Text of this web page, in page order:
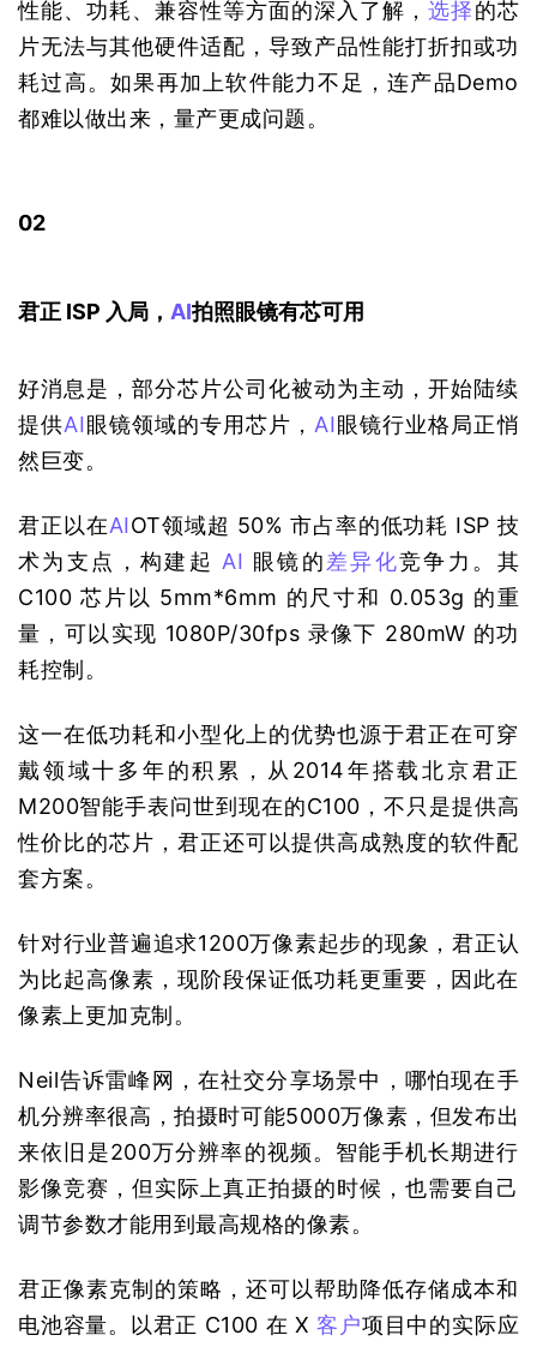
性能、功耗、兼容性等方面的深入了解，选择的芯
片无法与其他硬件适配，导致产品性能打折扣或功
耗过高。如果再加上软件能力不足，连产品Demo
都难以做出来，量产更成问题。
02
君正 ISP 入局， AI拍照眼镜有芯可用
好消息是，部分芯片公司化被动为主动，开始陆续
提供AI眼镜领域的专用芯片，AI眼镜行业格局正悄
然巨变。
君正以在AIOT领域超 50% 市占率的低功耗 ISP 技
术为支点，构建起 AI 眼镜的差异化竞争力。其
C100 芯片以 5mm*6mm 的尺寸和 0.053g 的重
量，可以实现 1080P/30fps 录像下 280mW 的功
耗控制。
这一在低功耗和小型化上的优势也源于君正在可穿
戴领域十多年的积累，从2014年搭载北京君正
M200智能手表问世到现在的C100，不只是提供高
性价比的芯片，君正还可以提供高成熟度的软件配
套方案。
针对行业普遍追求1200万像素起步的现象，君正认
为比起高像素，现阶段保证低功耗更重要，因此在
像素上更加克制。
Neil告诉雷峰网，在社交分享场景中，哪怕现在手
机分辨率很高，拍摄时可能5000万像素，但发布出
来依旧是200万分辨率的视频。智能手机长期进行
影像竞赛，但实际上真正拍摄的时候，也需要自己
调节参数才能用到最高规格的像素。
君正像素克制的策略，还可以帮助降低存储成本和
电池容量。以君正 C100 在 X 客户项目中的实际应